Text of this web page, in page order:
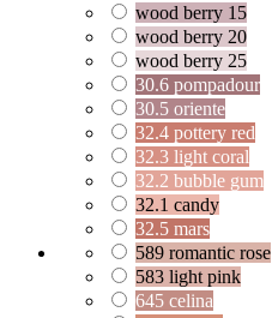
wood berry 15
wood berry 20
wood berry 25
30.6 pompadour
30.5 oriente
32.4 pottery red
32.3 light coral
32.2 bubble gum
32.1 candy
32.5 mars
589 romantic rose
583 light pink
645 celina